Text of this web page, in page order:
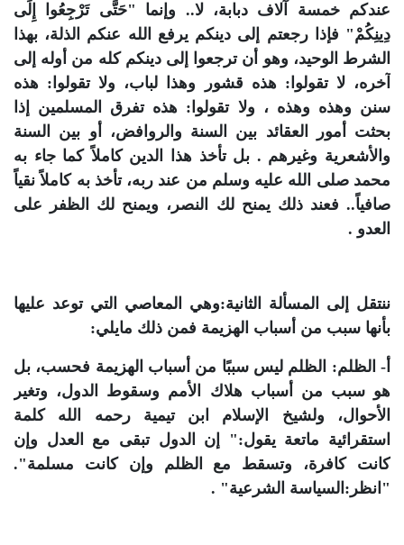
عندكم خمسة آلاف دبابة، لا.. وإنما "حَتَّى تَرْجِعُوا إِلَى
دِينِكُمْ" فإذا رجعتم إلى دينكم يرفع الله عنكم الذلة، بهذا
الشرط الوحيد، وهو أن ترجعوا إلى دينكم كله من أوله إلى
آخره، لا تقولوا: هذه قشور وهذا لباب، ولا تقولوا: هذه
سنن وهذه وهذه ، ولا تقولوا: هذه تفرق المسلمين إذا
بحثت أمور العقائد بين السنة والروافض، أو بين السنة
والأشعرية وغيرهم . بل تأخذ هذا الدين كاملاً كما جاء به
محمد صلى الله عليه وسلم من عند ربه، تأخذ به كاملاً نقياً
صافياً.. فعند ذلك يمنح لك النصر، ويمنح لك الظفر على
العدو .
ننتقل إلى المسألة الثانية:وهي المعاصي التي توعد عليها
بأنها سبب من أسباب الهزيمة فمن ذلك مايلي:
أ- الظلم: الظلم ليس سببًا من أسباب الهزيمة فحسب، بل
هو سبب من أسباب هلاك الأمم وسقوط الدول، وتغير
الأحوال، ولشيخ الإسلام ابن تيمية رحمه الله كلمة
استقرائية ماتعة يقول:" إن الدول تبقى مع العدل وإن
كانت كافرة، وتسقط مع الظلم وإن كانت مسلمة".
"انظر:السياسة الشرعية" .